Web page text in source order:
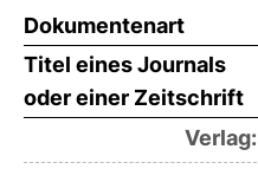
Dokumentenart
Titel eines Journals
oder einer Zeitschrift
Verlag: